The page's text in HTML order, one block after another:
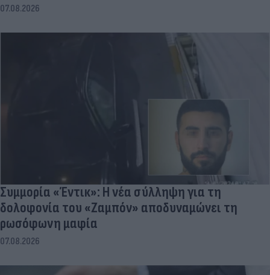
07.08.2026
Συμμορία «Έντικ»: Η νέα σύλληψη για τη
δολοφονία του «Ζαμπόν» αποδυναμώνει τη
ρωσόφωνη μαφία
07.08.2026